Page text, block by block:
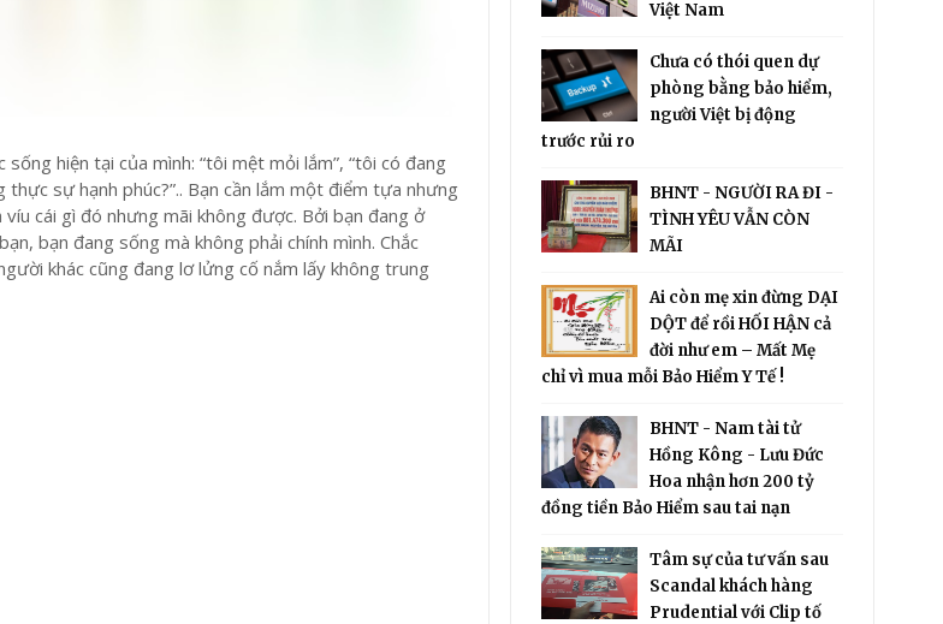
hiện tại của mình: “tôi mệt mỏi lắm”, “tôi có đang
thực sự hạnh phúc?”.. Bạn cần lắm một điểm tựa nhưng
cái gì đó nhưng mãi không được. Bởi bạn đang ở
bạn đang sống mà không phải chính mình. Chắc
khác cũng đang lơ lửng cố nắm lấy không trung
Việt Nam
Chưa có thói quen dự
phòng bằng bảo hiểm,
người Việt bị động
trước rủi ro
BHNT - NGƯỜI RA ĐI -
TÌNH YÊU VẪN CÒN
MÃI
Ai còn mẹ xin đừng DẠI
DỘT để rồi HỐI HẬN cả
đời như em – Mất Mẹ
chỉ vì mua mỗi Bảo Hiểm Y Tế !
BHNT - Nam tài tử
Hồng Kông - Lưu Đức
Hoa nhận hơn 200 tỷ
đồng tiền Bảo Hiểm sau tai nạn
Tâm sự của tư vấn sau
Scandal khách hàng
Prudential với Clip tố